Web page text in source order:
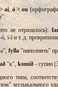
ai,ó >ou
не отразилось):
i-í и т. д.
fylla "наполнять"
að "к", komið - супин
типа,
музыкального